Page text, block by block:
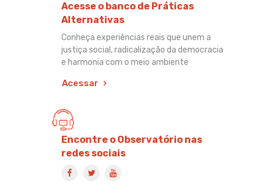
Acesse o banco de Práticas
Alternativas
Conheça experiências reais que unem a
justiça social, radicalização da democracia
e harmonia com o meio ambiente
Acessar
Encontre o Observatório nas
redes sociais